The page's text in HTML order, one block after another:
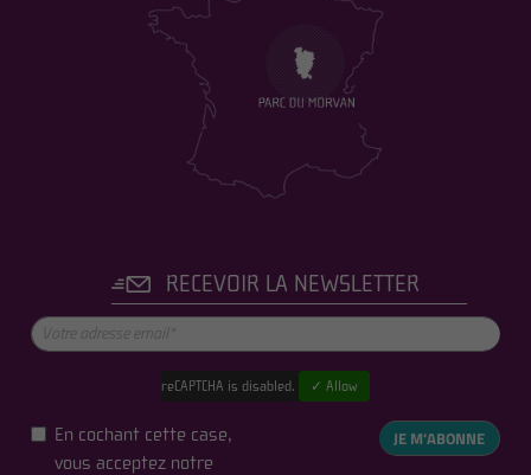
RECEVOIR LA NEWSLETTER
reCAPTCHA is disabled. ✓ Allow
En cochant cette case,
vous acceptez notre
JE M'ABONNE